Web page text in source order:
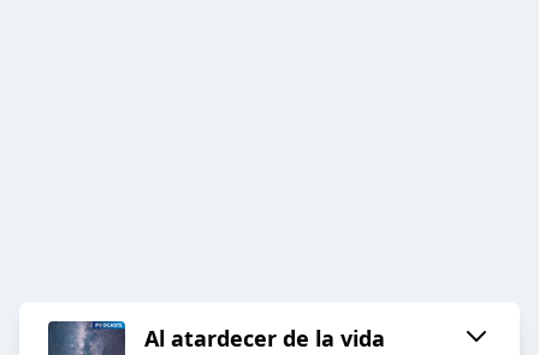
Al atardecer de la vida